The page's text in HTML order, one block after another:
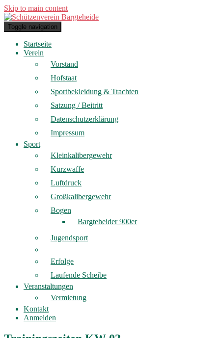
Skip to main content
Toggle navigation
Startseite
Verein
Vorstand
Hofstaat
Sportbekleidung & Trachten
Satzung / Beitritt
Datenschutzerklärung
Impressum
Sport
Kleinkalibergewehr
Kurzwaffe
Luftdruck
Großkalibergewehr
Bogen
Bargteheider 900er
Jugendsport
Erfolge
Laufende Scheibe
Veranstaltungen
Vermietung
Kontakt
Anmelden